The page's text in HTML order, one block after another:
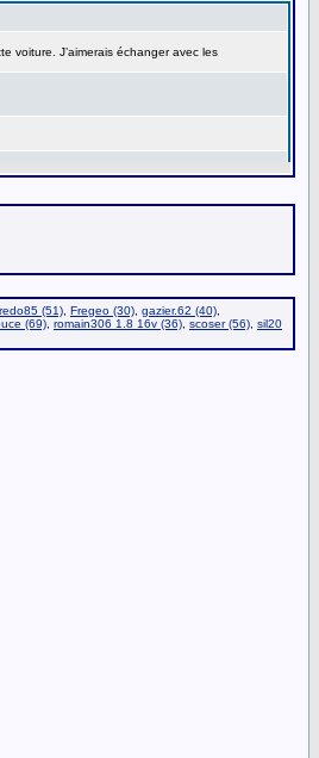
(51) Fregeo (30) gazier.62 (40)
(69) romain306 1.8 16v (36) scoser (56) sil20